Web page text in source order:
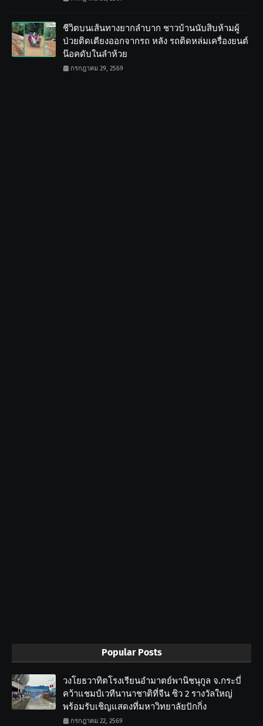
ชีวิตบนเส้นทางยากลำบาก ชาวบ้านนับสิบห้ามผู้
ป่วยติดเตียงออกจากรถ หลัง รถติดหล่มเครื่องยนต์
น๊อคดับในลำห้วย
กรกฎาคม 29, 2569
Popular Posts
วงโยธวาทิตโรงเรียนอำมาตย์พานิชนุกูล จ.กระบี่
คว้าแชมป์เวทีนานาชาติที่จีน ซิว 2 รางวัลใหญ่
พร้อมรับเชิญแสดงที่มหาวิทยาลัยปักกิ่ง
กรกฎาคม 22, 2569